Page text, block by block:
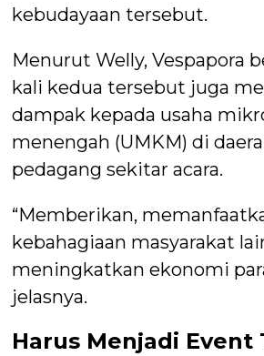
kebudayaan tersebut.
Menurut Welly, Vespapora
kali kedua tersebut juga
dampak kepada usaha
menengah (UMKM) di
pedagang sekitar acara.
“Memberikan,
kebahagiaan masyarakat
meningkatkan ekonomi
jelasnya.
Harus Menjadi Event